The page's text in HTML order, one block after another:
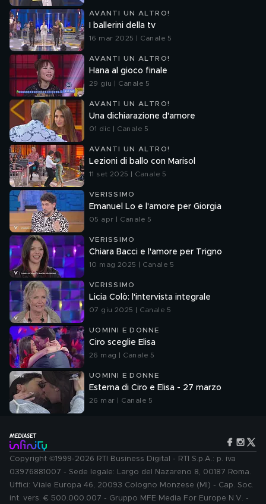
AVANTI UN ALTRO!
I ballerini della tv
16 mar 2025 | Canale 5
AVANTI UN ALTRO!
Hana al gioco finale
29 giu | Canale 5
AVANTI UN ALTRO!
Una dichiarazione d'amore
01 dic | Canale 5
AVANTI UN ALTRO!
Lezioni di ballo con Marisol
11 set 2025 | Canale 5
VERISSIMO
Emanuel Lo e l'amore per Giorgia
05 apr | Canale 5
VERISSIMO
Chiara Bacci e l'amore per Trigno
10 mag 2025 | Canale 5
VERISSIMO
Licia Colò: l'intervista integrale
07 giu 2025 | Canale 5
UOMINI E DONNE
Ciro sceglie Elisa
26 mag | Canale 5
UOMINI E DONNE
Esterna di Ciro e Elisa - 27 marzo
26 mar | Canale 5
Copyright ©1999-2026 RTI Business Digital - RTI S.p.A.: p. iva
03976881007 - Sede legale: Largo del Nazareno 8, 00187 Roma.
Uffici: Viale Europa 46, 20093 Cologno Monzese (MI) - Cap. Soc.
int. vers. € 500.000.007 - Gruppo MFE Media For Europe N.V. -